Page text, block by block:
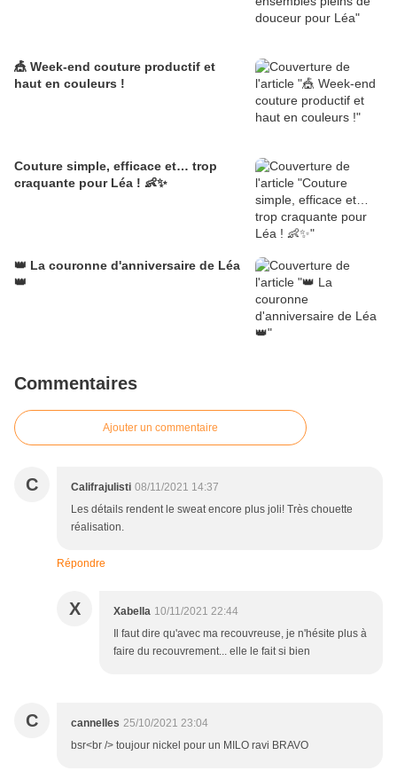
🎪 Week-end couture productif et
haut en couleurs !
Couture simple, efficace et… trop
craquante pour Léa ! 👶✨
👑 La couronne d'anniversaire de Léa
👑
Commentaires
Ajouter un commentaire
C Califrajulisti 08/11/2021 14:37
Les détails rendent le sweat encore plus joli! Très chouette
réalisation.
Répondre
X Xabella 10/11/2021 22:44
Il faut dire qu'avec ma recouvreuse, je n'hésite plus à
faire du recouvrement... elle le fait si bien
C cannelles 25/10/2021 23:04
bsr<br /> toujour nickel pour un MILO ravi BRAVO